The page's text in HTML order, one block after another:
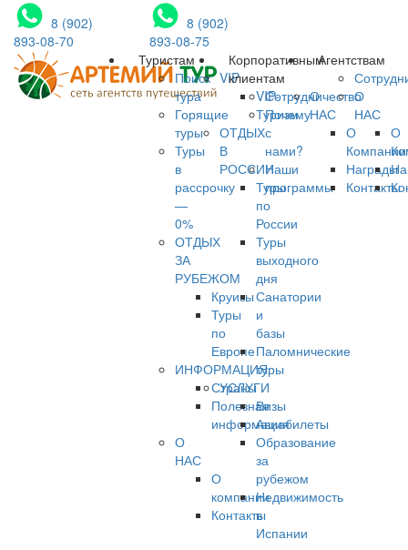
8 (902)
893-08-70
8 (902)
893-08-75
Туристам
Поиск
тура
Горящие
туры
Туры
в
рассрочку
—
0%
ОТДЫХ
ЗА
РУБЕЖОМ
Круизы
Туры
по
Европе
ИНФОРМАЦИЯ
Страны
Полезная
информация
О
НАС
О
компании
Контакты
VIP
VIP-
Туризм
ОТДЫХ
В
РОССИИ
Туры
по
России
Туры
выходного
дня
Санатории
и
базы
Паломнические
туры
УСЛУГИ
Визы
Авиабилеты
Образование
за
рубежом
Недвижимость
в
Испании
Корпоративным
клиентам
Сотрудничество
Почему
с
нами?
Наши
программы
О
НАС
О
Компании
Награды
Контакты
Агентствам
О
НАС
О